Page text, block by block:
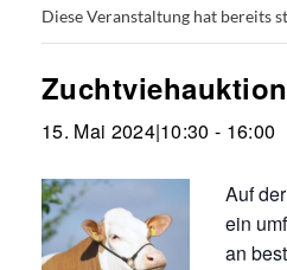
Diese Veranstaltung hat bereits
Zuchtviehauktion
15. Mai 2024|10:30 - 16:00
Auf
ein
an